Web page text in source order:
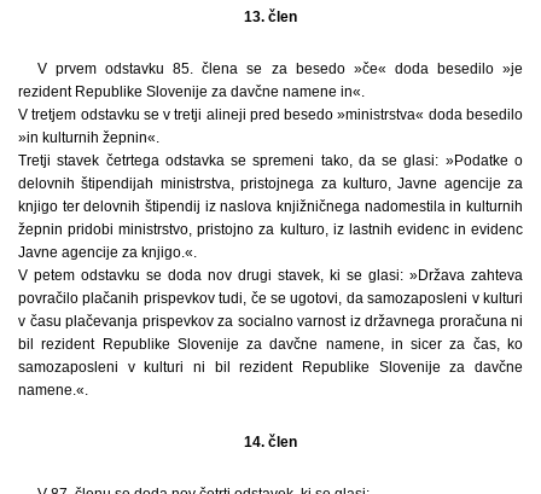
13. člen
V prvem odstavku 85. člena se za besedo »če« doda besedilo »je
rezident Republike Slovenije za davčne namene in«.
V tretjem odstavku se v tretji alineji pred besedo »ministrstva« doda besedilo
»in kulturnih žepnin«.
Tretji stavek četrtega odstavka se spremeni tako, da se glasi: »Podatke o
delovnih štipendijah ministrstva, pristojnega za kulturo, Javne agencije za
knjigo ter delovnih štipendij iz naslova knjižničnega nadomestila in kulturnih
žepnin pridobi ministrstvo, pristojno za kulturo, iz lastnih evidenc in evidenc
Javne agencije za knjigo.«.
V petem odstavku se doda nov drugi stavek, ki se glasi: »Država zahteva
povračilo plačanih prispevkov tudi, če se ugotovi, da samozaposleni v kulturi
v času plačevanja prispevkov za socialno varnost iz državnega proračuna ni
bil rezident Republike Slovenije za davčne namene, in sicer za čas, ko
samozaposleni v kulturi ni bil rezident Republike Slovenije za davčne
namene.«.
14. člen